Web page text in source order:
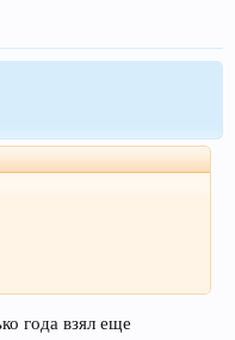
года взял еще